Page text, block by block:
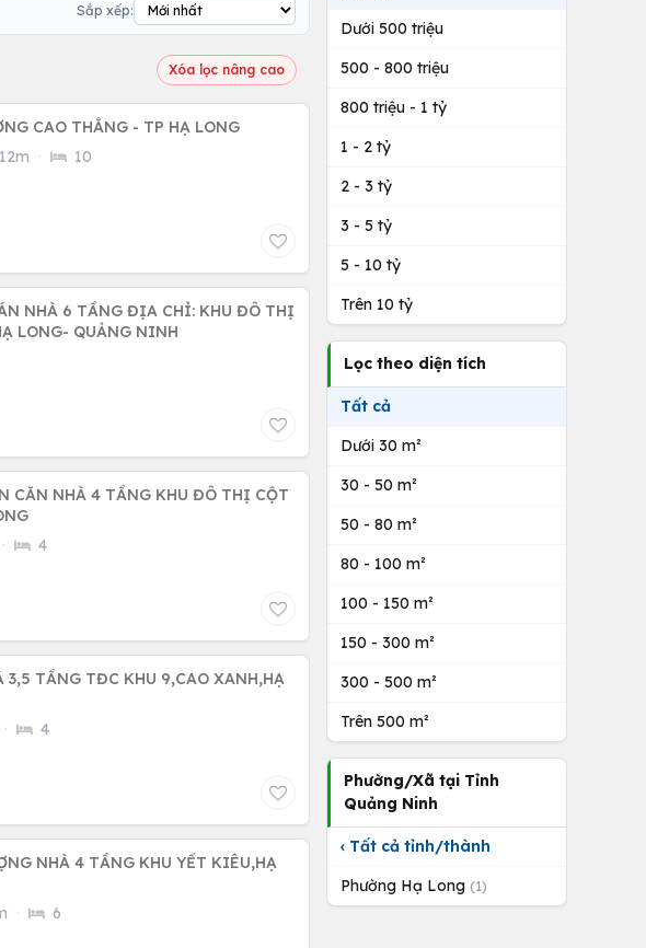
Sắp xếp:
Xóa lọc nâng cao
CAO THẮNG - TP HẠ LONG
12m · 10
NHÀ 6 TẦNG ĐỊA CHỈ: KHU ĐÔ THỊ
YẾT KIÊU- TP HẠ LONG- QUẢNG NINH
CĂN NHÀ 4 TẦNG KHU ĐÔ THỊ CỘT
· 4
TẦNG TĐC KHU 9,CAO XANH,HẠ
· 4
NHÀ 4 TẦNG KHU YẾT KIÊU,HẠ
· 6
Dưới 500 triệu
500 - 800 triệu
800 triệu - 1 tỷ
1 - 2 tỷ
2 - 3 tỷ
3 - 5 tỷ
5 - 10 tỷ
Trên 10 tỷ
Lọc theo diện tích
Tất cả
Dưới 30 m²
30 - 50 m²
50 - 80 m²
80 - 100 m²
100 - 150 m²
150 - 300 m²
300 - 500 m²
Trên 500 m²
Phường/Xã tại Tỉnh
Quảng Ninh
‹ Tất cả tỉnh/thành
Phường Hạ Long (1)